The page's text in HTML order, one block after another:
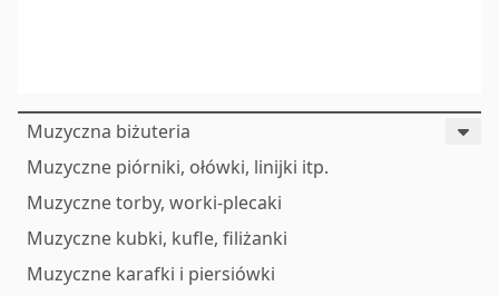
Muzyczna biżuteria
Muzyczne piórniki, ołówki, linijki itp.
Muzyczne torby, worki-plecaki
Muzyczne kubki, kufle, filiżanki
Muzyczne karafki i piersiówki